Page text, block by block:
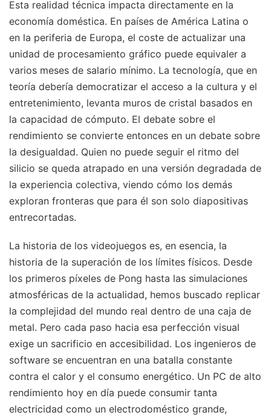
Esta realidad técnica impacta directamente en la
economía doméstica. En países de América Latina o
en la periferia de Europa, el coste de actualizar una
unidad de procesamiento gráfico puede equivaler a
varios meses de salario mínimo. La tecnología, que en
teoría debería democratizar el acceso a la cultura y el
entretenimiento, levanta muros de cristal basados en
la capacidad de cómputo. El debate sobre el
rendimiento se convierte entonces en un debate sobre
la desigualdad. Quien no puede seguir el ritmo del
silicio se queda atrapado en una versión degradada de
la experiencia colectiva, viendo cómo los demás
exploran fronteras que para él son solo diapositivas
entrecortadas.
La historia de los videojuegos es, en esencia, la
historia de la superación de los límites físicos. Desde
los primeros píxeles de Pong hasta las simulaciones
atmosféricas de la actualidad, hemos buscado replicar
la complejidad del mundo real dentro de una caja de
metal. Pero cada paso hacia esa perfección visual
exige un sacrificio en accesibilidad. Los ingenieros de
software se encuentran en una batalla constante
contra el calor y el consumo energético. Un PC de alto
rendimiento hoy en día puede consumir tanta
electricidad como un electrodoméstico grande,